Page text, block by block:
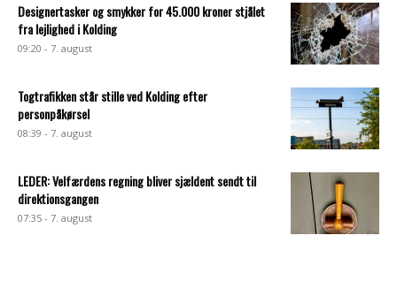
Designertasker og smykker for 45.000 kroner stjålet
fra lejlighed i Kolding
09:20 - 7. august
Togtrafikken står stille ved Kolding efter
personpåkørsel
08:39 - 7. august
LEDER: Velfærdens regning bliver sjældent sendt til
direktionsgangen
07:35 - 7. august